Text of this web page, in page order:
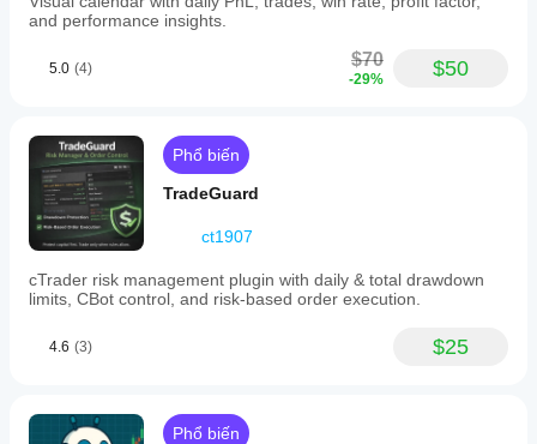
and performance insights.
5.0 (4) $70
-29% $50
Phổ biến
TradeGuard
ct1907
cTrader risk management plugin with daily & total drawdown
limits, CBot control, and risk-based order execution.
4.6 (3) $25
Phổ biến